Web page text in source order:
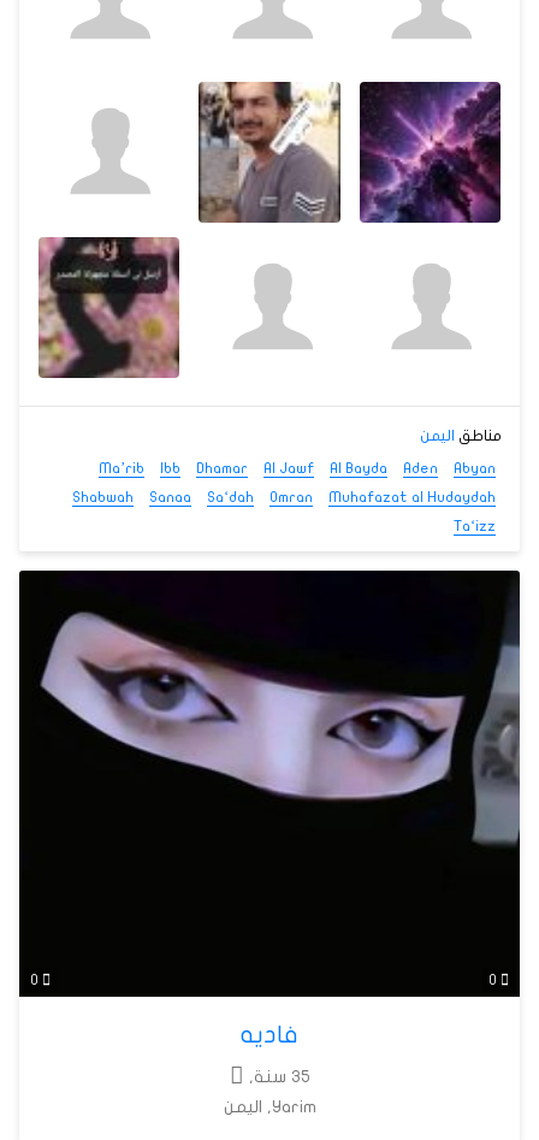
مناطق اليمن
Abyan
Aden
Al Bayda
Al Jawf
Dhamar
Ibb
Ma’rib
Muhafazat al Hudaydah
Omran
Sa‘dah
Sanaa
Shabwah
Ta‘izz
فاديه
35 سنة,
Yarim, اليمن